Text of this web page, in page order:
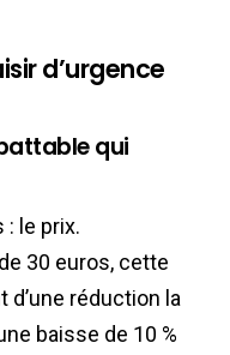
d’urgence
qui
le prix.
30 euros, cette
réduction la
baisse de 10 %